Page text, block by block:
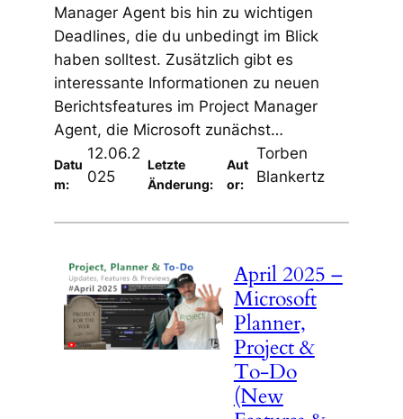
Manager Agent bis hin zu wichtigen
Deadlines, die du unbedingt im Blick
haben solltest. Zusätzlich gibt es
interessante Informationen zu neuen
Berichtsfeatures im Project Manager
Agent, die Microsoft zunächst…
Datu
m:
12.06.2
025
Letzte
Änderung:
Aut
or:
Torben
Blankertz
April 2025 –
Microsoft
Planner,
Project &
To-Do
(New